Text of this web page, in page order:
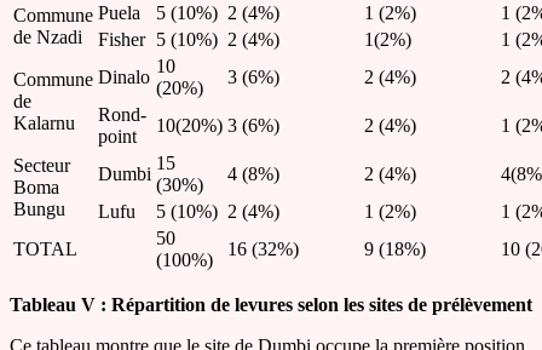
Commune
de Nzadi
Puela 5 (10%) 2 (4%) 1 (2%)
1
Fisher 5 (10%) 2 (4%) 1(2%)
1
Commune
de
Kalarnu
Dinalo
10
(20%)
3 (6%) 2 (4%)
2
Rond-
point
10(20%) 3 (6%) 2 (4%)
1
Secteur
Boma
Bungu
Dumbi
15
(30%)
4 (8%) 2 (4%)
Lufu
5 (10%) 2 (4%) 1 (2%)
1
TOTAL
50
(100%)
16 (32%) 9 (18%) 10
Tableau V : Répartition de levures selon les sites de prélèvement
Ce tableau montre que le site de Dumbi occupe la première position